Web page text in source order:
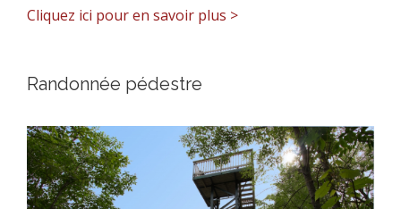
Cliquez ici pour en savoir plus >
Randonnée pédestre